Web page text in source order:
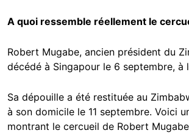
A quoi ressemble réellement le
Robert Mugabe, ancien président du
décédé à Singapour le 6 septembre, à
Sa dépouille a été restituée au
à son domicile le 11 septembre. Voici
montrant le cercueil de Robert